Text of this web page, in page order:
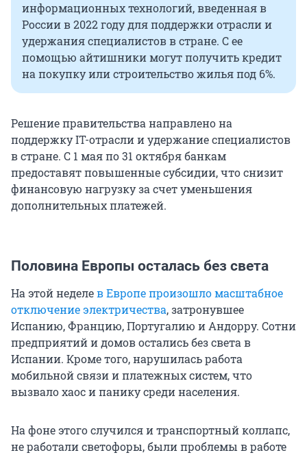
информационных технологий, введенная в
России в 2022 году для поддержки отрасли и
удержания специалистов в стране. С ее
помощью айтишники могут получить кредит
на покупку или строительство жилья под 6%.
Решение правительства направлено на
поддержку IT-отрасли и удержание специалистов
в стране. С 1 мая по 31 октября банкам
предоставят повышенные субсидии, что снизит
финансовую нагрузку за счет уменьшения
дополнительных платежей.
Половина Европы осталась без света
На этой неделев Европе произошло масштабное
отключение электричества, затронувшее
Испанию, Францию, Португалию и Андорру. Сотни
предприятий и домов остались без света в
Испании. Кроме того, нарушилась работа
мобильной связи и платежных систем, что
вызвало хаос и панику среди населения.
На фоне этого случился и транспортный коллапс,
не работали светофоры, были проблемы в работе